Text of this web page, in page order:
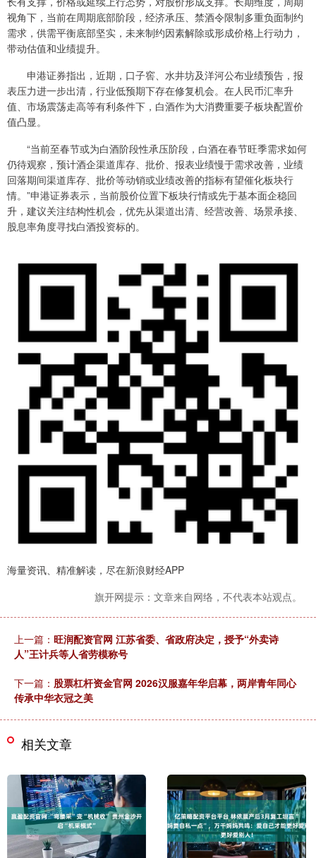
视角下，当前在周期底部阶段，经济承压、禁酒令限制多重负面制约
需求，供需平衡底部坚实，未来制约因素解除或形成价格上行动力，
带动估值和业绩提升。
申港证券指出，近期，口子窖、水井坊及洋河公布业绩预告，报
表压力进一步出清，行业低预期下存在修复机会。在人民币汇率升
值、市场震荡走高等有利条件下，白酒作为大消费重要子板块配置价
值凸显。
“当前至春节或为白酒阶段性承压阶段，白酒在春节旺季需求如何
仍待观察，预计酒企渠道库存、批价、报表业绩慢于需求改善，业绩
回落期间渠道库存、批价等动销或业绩改善的指标有望催化板块行
情。”申港证券表示，当前股价位置下板块行情或先于基本面企稳回
升，建议关注结构性机会，优先从渠道出清、经营改善、场景承接、
股息率角度寻找白酒投资标的。
海量资讯、精准解读，尽在新浪财经APP
旗开网提示：文章来自网络，不代表本站观点。
上一篇： 旺润配资官网 江苏省委、省政府决定，授予“外卖诗
人”王计兵等人省劳模称号
下一篇： 股票杠杆资金官网 2026汉服嘉年华启幕，两岸青年同心
传承中华衣冠之美
相关文章